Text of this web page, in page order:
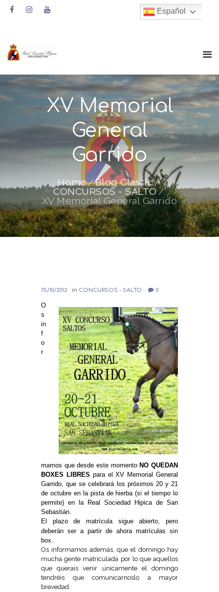
XV Memorial
General
Garrido
Home
Blog Classic
CONCURSOS - SALTO
XV Memorial General Garrido
15/10/2012 in CONCURSOS - SALTO 0
O
s
in
f
o
r
mamos que desde este momento NO QUEDAN
BOXES LIBRES para el XV Memorial General
Garrido, que se celebrará los próximos 20 y 21
de octubre en la pista de hierba (si el tiempo lo
permite) en la Real Sociedad Hipica de San
Sebastián.
El plazo de matrícula sigue abierto, pero
deberán ser a partir de ahora matrículas sin
box.
Os informamos además, que el domingo hay
mucha gente matrículada por lo que aquellos
que querais venir únicamente el domingo
tendréis que comunicarnoslo a mayor
brevedad.
Español